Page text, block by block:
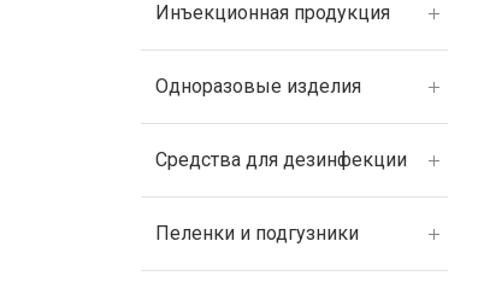
Инъекционная продукция
Одноразовые изделия
Средства для дезинфекции
Пеленки и подгузники